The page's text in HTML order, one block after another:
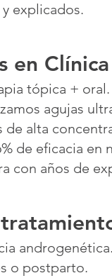
explicados.
en
tópica + oral.
agujas
de alta
de eficacia en
con años de
androgenética.
o postparto.